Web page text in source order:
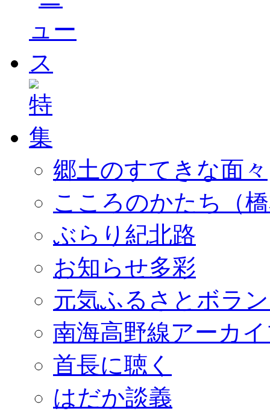
郷土のすてきな面々
こころのかたち（
ぶらり紀北路
お知らせ多彩
元気ふるさとボラ
南海高野線アーカ
首長に聴く
はだか談義